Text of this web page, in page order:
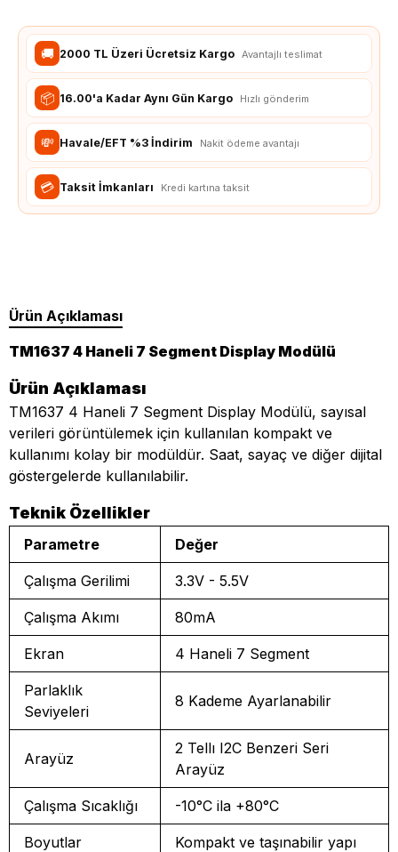
🚚 2000 TL Üzeri Ücretsiz Kargo Avantajlı teslimat
📦 16.00'a Kadar Aynı Gün Kargo Hızlı gönderim
💸 Havale/EFT %3 İndirim Nakit ödeme avantajı
💳 Taksit İmkanları Kredi kartına taksit
Ürün Açıklaması
TM1637 4 Haneli 7 Segment Display Modülü
Ürün Açıklaması
TM1637 4 Haneli 7 Segment Display Modülü, sayısal
verileri görüntülemek için kullanılan kompakt ve
kullanımı kolay bir modüldür. Saat, sayaç ve diğer dijital
göstergelerde kullanılabilir.
Teknik Özellikler
Parametre Değer
Çalışma Gerilimi 3.3V - 5.5V
Çalışma Akımı 80mA
Ekran 4 Haneli 7 Segment
Parlaklık
Seviyeleri
8 Kademe Ayarlanabilir
Arayüz
2 Tellı I2C Benzeri Seri
Arayüz
Çalışma Sıcaklığı -10°C ila +80°C
Boyutlar Kompakt ve taşınabilir yapı